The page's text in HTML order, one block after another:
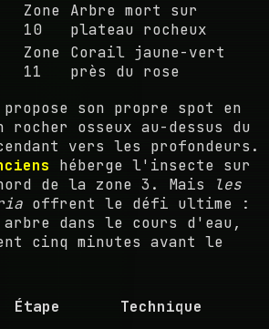
Zone
10
Arbre mort sur
plateau rocheux
Zone
11
Corail jaune-vert
près du rose
son propre spot en
rocher osseux au-dessus du
vers les profondeurs.
héberge l'insecte sur
de la zone 3. Mais
les
offrent le défi ultime :
dans le cours d'eau,
cinq minutes avant le
Étape Technique